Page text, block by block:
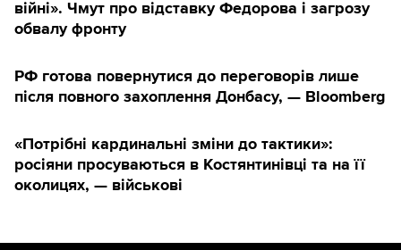
війні». Чмут про відставку Федорова і загрозу
обвалу фронту
РФ готова повернутися до переговорів лише
після повного захоплення Донбасу, — Bloomberg
«Потрібні кардинальні зміни до тактики»:
росіяни просуваються в Костянтинівці та на її
околицях, — військові